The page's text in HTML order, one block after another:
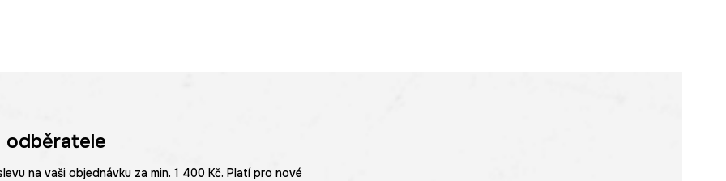
odběratele
na vaši objednávku za min. 1 400 Kč. Platí pro nové